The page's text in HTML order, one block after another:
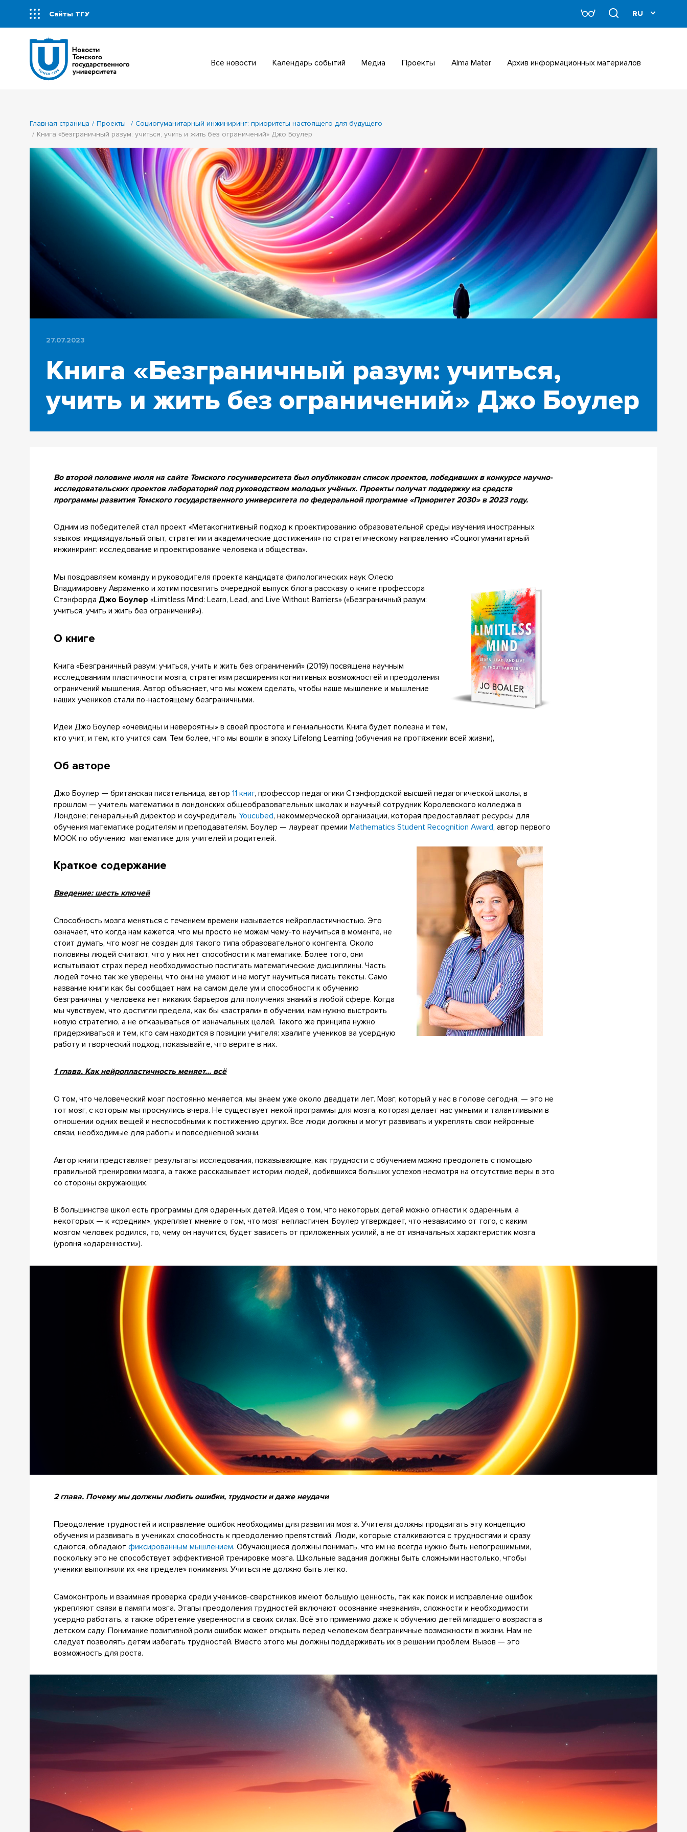
Сайты ТГУ
Все новости Календарь событий Медиа Проекты Alma Mater Архив информационных материалов
Главная страница Проекты
Социогуманитарный инжиниринг: приоритеты настоящего для будущего
Книга «Безграничный разум: учиться, учить и жить без ограничений» Джо Боулер
27.07.2023
Книга «Безграничный разум: учиться,
учить и жить без ограничений» Джо Боулер
Во второй половине июля на сайте Томского госуниверситета был опубликован список проектов, победивших в конкурсе научно-
исследовательских проектов лабораторий под руководством молодых учёных. Проекты получат поддержку из средств
программы развития Томского государственного университета по федеральной программе «Приоритет 2030» в 2023 году.
Одним из победителей стал проект «Метакогнитивный подход к проектированию образовательной среды изучения иностранных
языков: индивидуальный опыт, стратегии и академические достижения» по стратегическому направлению «Социогуманитарный
инжиниринг: исследование и проектирование человека и общества».
Мы поздравляем команду и руководителя проекта кандидата филологических наук Олесю
Владимировну Авраменко и хотим посвятить очередной выпуск блога рассказу о книге профессора
Стэнфорда Джо Боулер «Limitless Mind: Learn, Lead, and Live Without Barriers» («Безграничный разум:
учиться, учить и жить без ограничений»).
О книге
Книга «Безграничный разум: учиться, учить и жить без ограничений» (2019) посвящена научным
исследованиям пластичности мозга, стратегиям расширения когнитивных возможностей и преодоления
ограничений мышления. Автор объясняет, что мы можем сделать, чтобы наше мышление и мышление
наших учеников стали по-настоящему безграничными.
Идеи Джо Боулер «очевидны и невероятны» в своей простоте и гениальности. Книга будет полезна и тем,
кто учит, и тем, кто учится сам. Тем более, что мы вошли в эпоху Lifelong Learning (обучения на протяжении всей жизни),
Об авторе
Джо Боулер — британская писательница, автор11 книг, профессор педагогики Стэнфордской высшей педагогической школы, в
прошлом — учитель математики в лондонских общеобразовательных школах и научный сотрудник Королевского колледжа в
Лондоне; генеральный директор и соучредительYoucubed, некоммерческой организации, которая предоставляет ресурсы для
обучения математике родителям и преподавателям. Боулер — лауреат премииMathematics Student Recognition Award, автор первого
МООК по обучению математике для учителей и родителей.
Краткое содержание
Введение: шесть ключей
Способность мозга меняться с течением времени называется нейропластичностью. Это
означает, что когда нам кажется, что мы просто не можем чему-то научиться в моменте, не
стоит думать, что мозг не создан для такого типа образовательного контента. Около
половины людей считают, что у них нет способности к математике. Более того, они
испытывают страх перед необходимостью постигать математические дисциплины. Часть
людей точно так же уверены, что они не умеют и не могут научиться писать тексты. Само
название книги как бы сообщает нам: на самом деле ум и способности к обучению
безграничны, у человека нет никаких барьеров для получения знаний в любой сфере. Когда
мы чувствуем, что достигли предела, как бы «застряли» в обучении, нам нужно выстроить
новую стратегию, а не отказываться от изначальных целей. Такого же принципа нужно
придерживаться и тем, кто сам находится в позиции учителя: хвалите учеников за усердную
работу и творческий подход, показывайте, что верите в них.
1 глава. Как нейропластичность меняет... всё
О том, что человеческий мозг постоянно меняется, мы знаем уже около двадцати лет. Мозг, который у нас в голове сегодня, — это не
тот мозг, с которым мы проснулись вчера. Не существует некой программы для мозга, которая делает нас умными и талантливыми в
отношении одних вещей и неспособными к постижению других. Все люди должны и могут развивать и укреплять свои нейронные
связи, необходимые для работы и повседневной жизни.
Автор книги представляет результаты исследования, показывающие, как трудности с обучением можно преодолеть с помощью
правильной тренировки мозга, а также рассказывает истории людей, добившихся больших успехов несмотря на отсутствие веры в это
со стороны окружающих.
В большинстве школ есть программы для одаренных детей. Идея о том, что некоторых детей можно отнести к одаренным, а
некоторых — к «средним», укрепляет мнение о том, что мозг непластичен. Боулер утверждает, что независимо от того, с каким
мозгом человек родился, то, чему он научится, будет зависеть от приложенных усилий, а не от изначальных характеристик мозга
(уровня «одаренности»).
2 глава. Почему мы должны любить ошибки, трудности и даже неудачи
Преодоление трудностей и исправление ошибок необходимы для развития мозга. Учителя должны продвигать эту концепцию
обучения и развивать в учениках способность к преодолению препятствий. Люди, которые сталкиваются с трудностями и сразу
сдаются, обладаютфиксированным мышлением. Обучающиеся должны понимать, что им не всегда нужно быть непогрешимыми,
поскольку это не способствует эффективной тренировке мозга. Школьные задания должны быть сложными настолько, чтобы
ученики выполняли их «на пределе» понимания. Учиться не должно быть легко.
Самоконтроль и взаимная проверка среди учеников-сверстников имеют большую ценность, так как поиск и исправление ошибок
укрепляют связи в памяти мозга. Этапы преодоления трудностей включают осознание «незнания», сложности и необходимости
усердно работать, а также обретение уверенности в своих силах. Всё это применимо даже к обучению детей младшего возраста в
детском саду. Понимание позитивной роли ошибок может открыть перед человеком безграничные возможности в жизни. Нам не
следует позволять детям избегать трудностей. Вместо этого мы должны поддерживать их в решении проблем. Вызов — это
возможность для роста.